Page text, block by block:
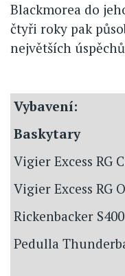
Blackmorea do
čtyři roky pak
největších
Vybavení:
Baskytary
Vigier Excess RG
Vigier Excess RG
Rickenbacker
Pedulla